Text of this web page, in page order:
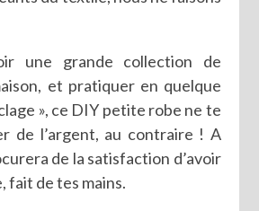
une grande collection de
et pratiquer en quelque
», ce DIY petite robe ne te
de l’argent, au contraire ! A
de la satisfaction d’avoir
fait de tes mains.